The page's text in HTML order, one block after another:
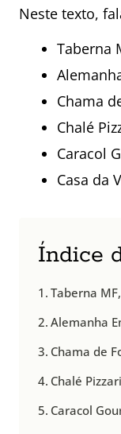
Neste texto,
Taberna
Chama
Chalé
Caracol
Casa da
Índice
Taberna
Alemanha
Chama de
Chalé
Caracol